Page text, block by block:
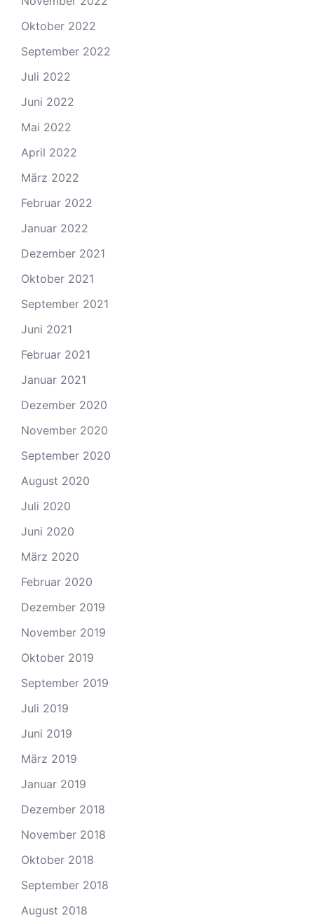
Oktober 2022
September 2022
Juli 2022
Juni 2022
Mai 2022
April 2022
März 2022
Februar 2022
Januar 2022
Dezember 2021
Oktober 2021
September 2021
Juni 2021
Februar 2021
Januar 2021
Dezember 2020
November 2020
September 2020
August 2020
Juli 2020
Juni 2020
März 2020
Februar 2020
Dezember 2019
November 2019
Oktober 2019
September 2019
Juli 2019
Juni 2019
März 2019
Januar 2019
Dezember 2018
November 2018
Oktober 2018
September 2018
August 2018